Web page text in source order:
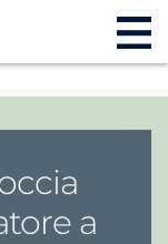
a